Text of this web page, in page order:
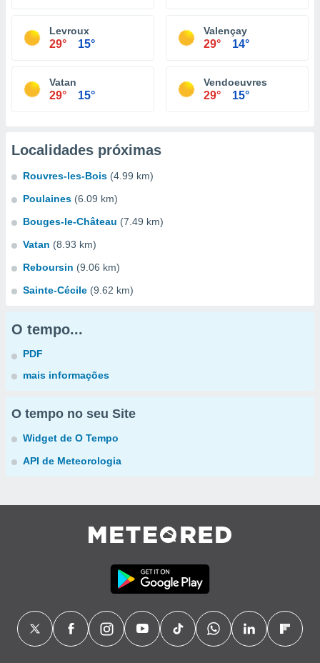
Levroux
29° 15°
Valençay
29° 14°
Vatan
29° 15°
Vendoeuvres
29° 15°
Localidades próximas
Rouvres-les-Bois (4.99 km)
Poulaines (6.09 km)
Bouges-le-Château (7.49 km)
Vatan (8.93 km)
Reboursin (9.06 km)
Sainte-Cécile (9.62 km)
O tempo...
PDF
mais informações
O tempo no seu Site
Widget de O Tempo
API de Meteorologia